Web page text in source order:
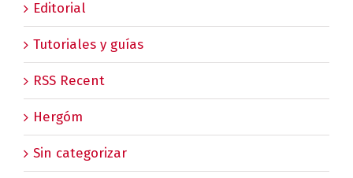
Editorial
Tutoriales y guías
RSS Recent
Hergóm
Sin categorizar